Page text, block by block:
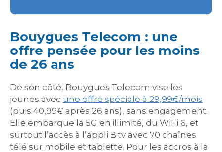
Bouygues Telecom : une
offre pensée pour les moins
de 26 ans
De son côté, Bouygues Telecom vise les
jeunes avec une offre spéciale à 29,99€/mois
(puis 40,99€ après 26 ans), sans engagement.
Elle embarque la 5G en illimité, du WiFi 6, et
surtout l’accès à l’appli B.tv avec 70 chaînes
télé sur mobile et tablette. Pour les accros à la